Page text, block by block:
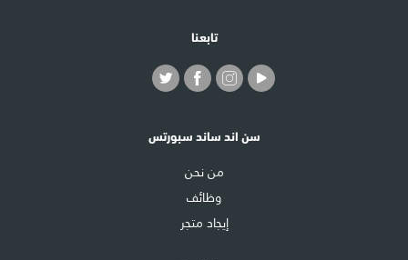
تابعنا
سن اند ساند سبورتس
من نحن
وظائف
إيجاد متجر